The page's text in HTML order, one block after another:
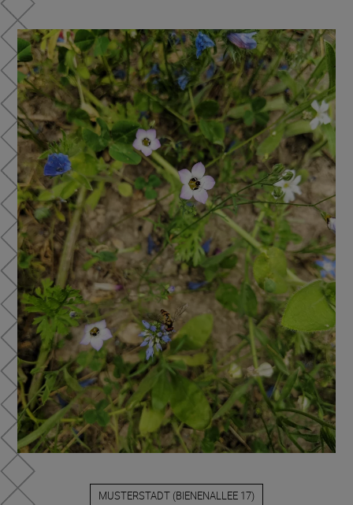
MUSTERSTADT (BIENENALLEE 17)